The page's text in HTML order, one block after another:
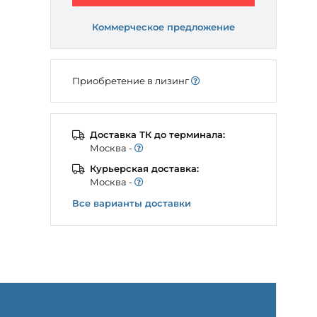
Коммерческое предложение
Приобретение в лизинг
Доставка ТК до терминала:
Моcква -
Курьерская доставка:
Моcква -
Все варианты доставки